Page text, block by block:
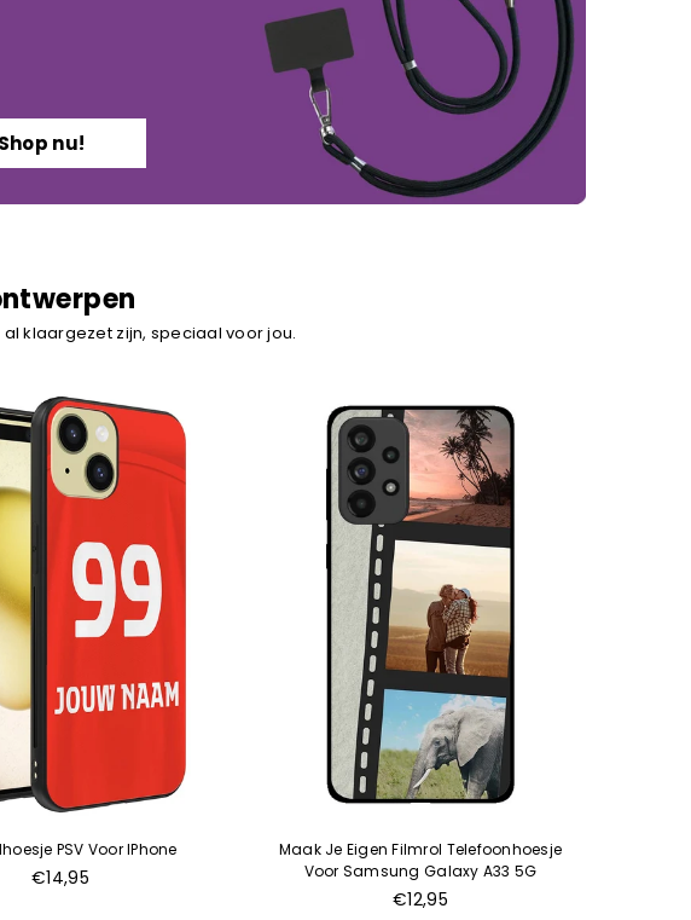
Shop nu!
klaargezet zijn, speciaal voor jou.
PSV Voor IPhone
€14,95
Maak Je Eigen Filmrol Telefoonhoesje
Voor Samsung Galaxy A33 5G
€12,95